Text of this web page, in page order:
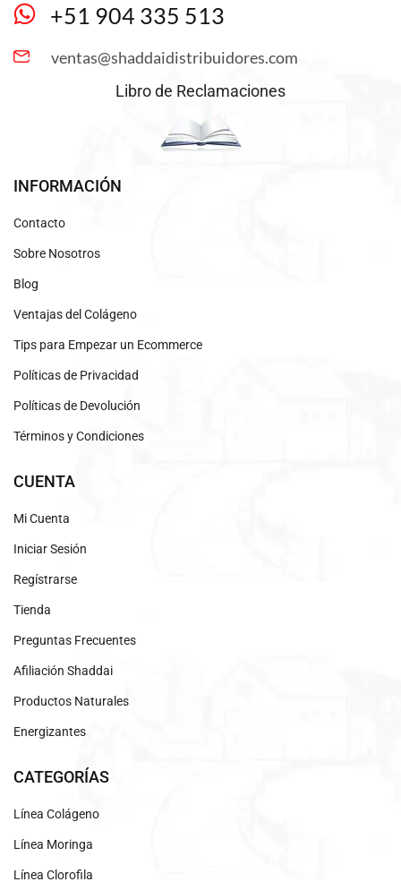
+51 904 335 513
ventas@shaddaidistribuidores.com
Libro de Reclamaciones
INFORMACIÓN
Contacto
Sobre Nosotros
Blog
Ventajas del Colágeno
Tips para Empezar un Ecommerce
Políticas de Privacidad
Políticas de Devolución
Términos y Condiciones
CUENTA
Mi Cuenta
Iniciar Sesión
Regístrarse
Tienda
Preguntas Frecuentes
Afiliación Shaddai
Productos Naturales
Energizantes
CATEGORÍAS
Línea Colágeno
Línea Moringa
Línea Clorofila